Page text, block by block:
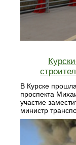
В Курске
проспекта
участие
министр